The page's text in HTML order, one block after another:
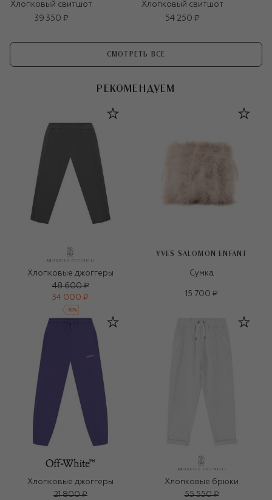
Хлопковый свитшот
39 350 ₽
Хлопковый свитшот
54 250 ₽
СМОТРЕТЬ ВСЕ
РЕКОМЕНДУЕМ
Хлопковые джоггеры
48 600 ₽
34 000 ₽
-30%
YVES SALOMON ENFANT
Сумка
15 700 ₽
Хлопковые джоггеры
21 800 ₽
Хлопковые брюки
55 550 ₽